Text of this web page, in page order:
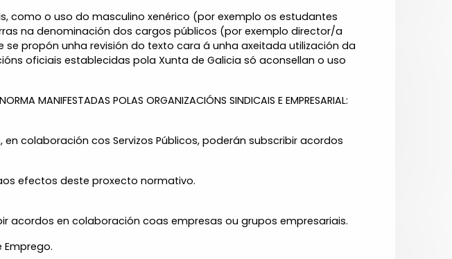
o uso do masculino xenérico (por exemplo os estudantes
na denominación dos cargos públicos (por exemplo director/a
propón unha revisión do texto cara á unha axeitada utilización da
oficiais establecidas pola Xunta de Galicia só aconsellan o uso
MANIFESTADAS POLAS ORGANIZACIÓNS SINDICAIS E EMPRESARIAL:
colaboración cos Servizos Públicos, poderán subscribir acordos
efectos deste proxecto normativo.
acordos en colaboración coas empresas ou grupos empresariais.